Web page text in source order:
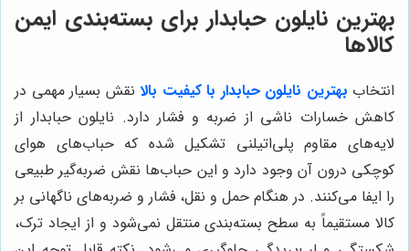
بهترین نایلون حبابدار برای بسته‌بندی ایمن
کالاها
انتخاب بهترین نایلون حبابدار با کیفیت بالا نقش بسیار مهمی در
کاهش خسارات ناشی از ضربه و فشار دارد. نایلون حبابدار از
لایه‌های مقاوم پلی‌اتیلنی تشکیل شده که حباب‌های هوای
کوچکی درون آن وجود دارد و این حباب‌ها نقش ضربه‌گیر طبیعی
را ایفا می‌کنند. در هنگام حمل و نقل، فشار و ضربه‌های ناگهانی بر
کالا مستقیماً به سطح بسته‌بندی منتقل نمی‌شود و از ایجاد ترک،